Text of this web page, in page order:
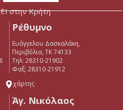
στην Κρήτη
Ρέθυμνο
Ευάγγελου Δασκαλάκη,
Περιβόλια, ΤΚ 74133
Tηλ: 28310-21902
Φαξ: 28310-21912
χάρτης
Άγ. Νικόλαος